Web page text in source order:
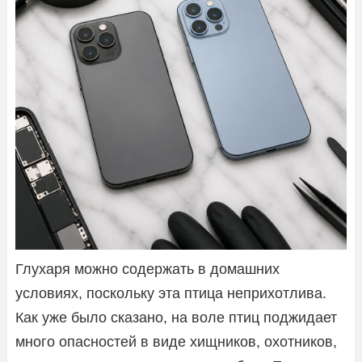
Глухаря можно содержать в домашних
условиях, поскольку эта птица неприхотлива.
Как уже было сказано, на воле птиц поджидает
много опасностей в виде хищников, охотников,